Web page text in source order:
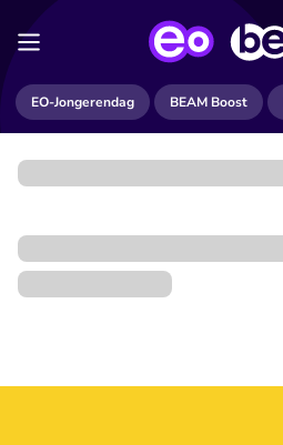
EO-Jongerendag BEAM Boost